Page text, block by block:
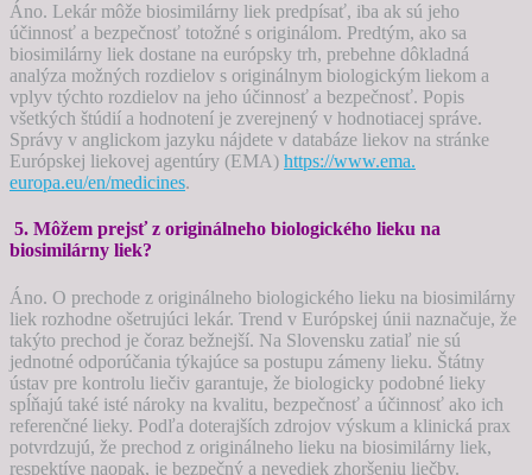
Áno. Lekár môže biosimilárny liek predpísať, iba ak sú jeho
účinnosť a bezpečnosť totožné s originálom. Predtým, ako sa
biosimilárny liek dostane na európsky trh, prebehne dôkladná
analýza možných rozdielov s originálnym biologickým liekom a
vplyv týchto rozdielov na jeho účinnosť a bezpečnosť. Popis
všetkých štúdií a hodnotení je zverejnený v hodnotiacej správe.
Správy v anglickom jazyku nájdete v databáze liekov na stránke
Európskej liekovej agentúry (EMA) https://www.ema.
europa.eu/en/medicines.
5. Môžem prejsť z originálneho biologického lieku na
biosimilárny liek?
Áno. O prechode z originálneho biologického lieku na biosimilárny
liek rozhodne ošetrujúci lekár. Trend v Európskej únii naznačuje, že
takýto prechod je čoraz bežnejší. Na Slovensku zatiaľ nie sú
jednotné odporúčania týkajúce sa postupu zámeny lieku. Štátny
ústav pre kontrolu liečiv garantuje, že biologicky podobné lieky
spĺňajú také isté nároky na kvalitu, bezpečnosť a účinnosť ako ich
referenčné lieky. Podľa doterajších zdrojov výskum a klinická prax
potvrdzujú, že prechod z originálneho lieku na biosimilárny liek,
respektíve naopak, je bezpečný a nevediek zhoršeniu liečby.